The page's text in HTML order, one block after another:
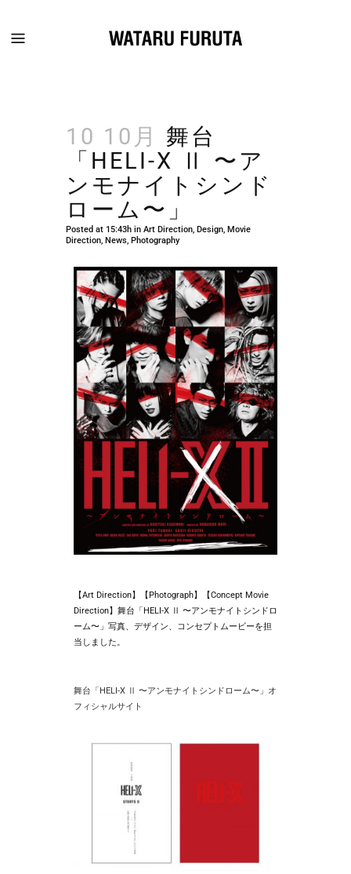
10 10月 舞台
「HELI-X Ⅱ 〜ア
ンモナイトシンド
ローム〜」
Posted at 15:43h in Art Direction Design Movie
Direction News Photography
【Art Direction】【Photograph】【Concept Movie
Direction】舞台「HELI-X Ⅱ 〜アンモナイトシンドロ
ーム〜」写真、デザイン、コンセプトムービーを担
当しました。
舞台「HELI-X Ⅱ 〜アンモナイトシンドローム〜」オ
フィシャルサイト